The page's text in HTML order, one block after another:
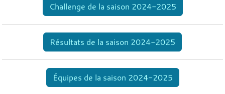
Challenge de la saison 2024-2025
Résultats de la saison 2024-2025
Équipes de la saison 2024-2025